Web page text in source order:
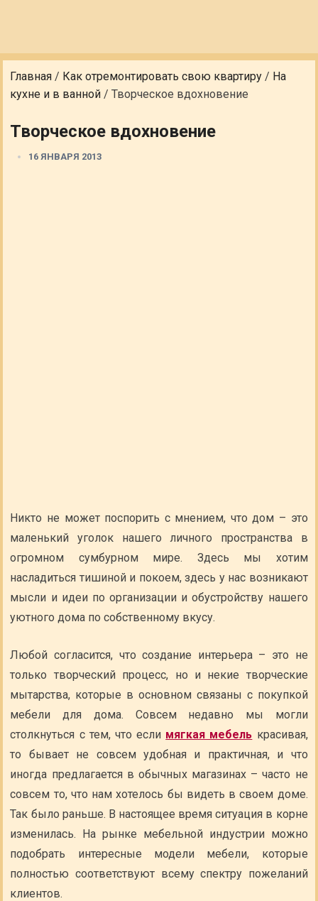
Главная / Как отремонтировать свою квартиру / На
кухне и в ванной /Творческое вдохновение
Творческое вдохновение
16 ЯНВАРЯ 2013
Никто не может поспорить с мнением, что дом – это
маленький уголок нашего личного пространства в
огромном сумбурном мире. Здесь мы хотим
насладиться тишиной и покоем, здесь у нас возникают
мысли и идеи по организации и обустройству нашего
уютного дома по собственному вкусу.
Любой согласится, что создание интерьера – это не
только творческий процесс, но и некие творческие
мытарства, которые в основном связаны с покупкой
мебели для дома. Совсем недавно мы могли
столкнуться с тем, что если мягкая мебель красивая,
то бывает не совсем удобная и практичная, и что
иногда предлагается в обычных магазинах – часто не
совсем то, что нам хотелось бы видеть в своем доме.
Так было раньше. В настоящее время ситуация в корне
изменилась. На рынке мебельной индустрии можно
подобрать интересные модели мебели, которые
полностью соответствуют всему спектру пожеланий
клиентов.